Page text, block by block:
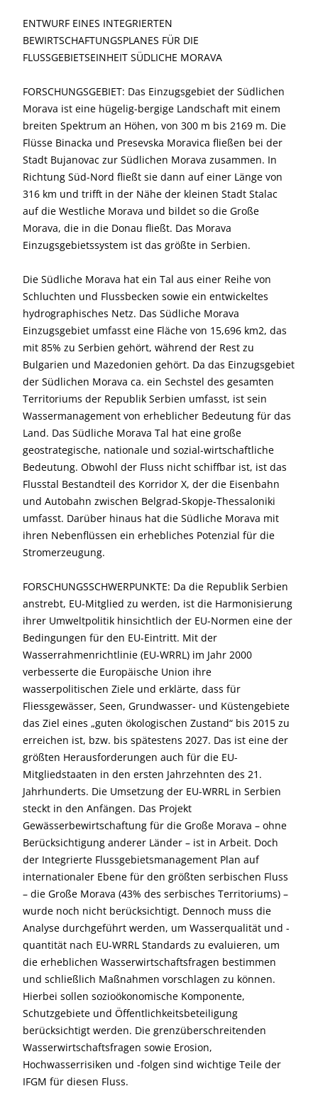
ENTWURF EINES INTEGRIERTEN
BEWIRTSCHAFTUNGSPLANES FÜR DIE
FLUSSGEBIETSEINHEIT SÜDLICHE MORAVA
FORSCHUNGSGEBIET: Das Einzugsgebiet der Südlichen
Morava ist eine hügelig-bergige Landschaft mit einem
breiten Spektrum an Höhen, von 300 m bis 2169 m. Die
Flüsse Binacka und Presevska Moravica fließen bei der
Stadt Bujanovac zur Südlichen Morava zusammen. In
Richtung Süd-Nord fließt sie dann auf einer Länge von
316 km und trifft in der Nähe der kleinen Stadt Stalac
auf die Westliche Morava und bildet so die Große
Morava, die in die Donau fließt. Das Morava
Einzugsgebietssystem ist das größte in Serbien.
Die Südliche Morava hat ein Tal aus einer Reihe von
Schluchten und Flussbecken sowie ein entwickeltes
hydrographisches Netz. Das Südliche Morava
Einzugsgebiet umfasst eine Fläche von 15,696 km2, das
mit 85% zu Serbien gehört, während der Rest zu
Bulgarien und Mazedonien gehört. Da das Einzugsgebiet
der Südlichen Morava ca. ein Sechstel des gesamten
Territoriums der Republik Serbien umfasst, ist sein
Wassermanagement von erheblicher Bedeutung für das
Land. Das Südliche Morava Tal hat eine große
geostrategische, nationale und sozial-wirtschaftliche
Bedeutung. Obwohl der Fluss nicht schiffbar ist, ist das
Flusstal Bestandteil des Korridor X, der die Eisenbahn
und Autobahn zwischen Belgrad-Skopje-Thessaloniki
umfasst. Darüber hinaus hat die Südliche Morava mit
ihren Nebenflüssen ein erhebliches Potenzial für die
Stromerzeugung.
FORSCHUNGSSCHWERPUNKTE: Da die Republik Serbien
anstrebt, EU-Mitglied zu werden, ist die Harmonisierung
ihrer Umweltpolitik hinsichtlich der EU-Normen eine der
Bedingungen für den EU-Eintritt. Mit der
Wasserrahmenrichtlinie (EU-WRRL) im Jahr 2000
verbesserte die Europäische Union ihre
wasserpolitischen Ziele und erklärte, dass für
Fliessgewässer, Seen, Grundwasser- und Küstengebiete
das Ziel eines „guten ökologischen Zustand“ bis 2015 zu
erreichen ist, bzw. bis spätestens 2027. Das ist eine der
größten Herausforderungen auch für die EU-
Mitgliedstaaten in den ersten Jahrzehnten des 21.
Jahrhunderts. Die Umsetzung der EU-WRRL in Serbien
steckt in den Anfängen. Das Projekt
Gewässerbewirtschaftung für die Große Morava – ohne
Berücksichtigung anderer Länder – ist in Arbeit. Doch
der Integrierte Flussgebietsmanagement Plan auf
internationaler Ebene für den größten serbischen Fluss
– die Große Morava (43% des serbisches Territoriums) –
wurde noch nicht berücksichtigt. Dennoch muss die
Analyse durchgeführt werden, um Wasserqualität und -
quantität nach EU-WRRL Standards zu evaluieren, um
die erheblichen Wasserwirtschaftsfragen bestimmen
und schließlich Maßnahmen vorschlagen zu können.
Hierbei sollen sozioökonomische Komponente,
Schutzgebiete und Öffentlichkeitsbeteiligung
berücksichtigt werden. Die grenzüberschreitenden
Wasserwirtschaftsfragen sowie Erosion,
Hochwasserrisiken und -folgen sind wichtige Teile der
IFGM für diesen Fluss.